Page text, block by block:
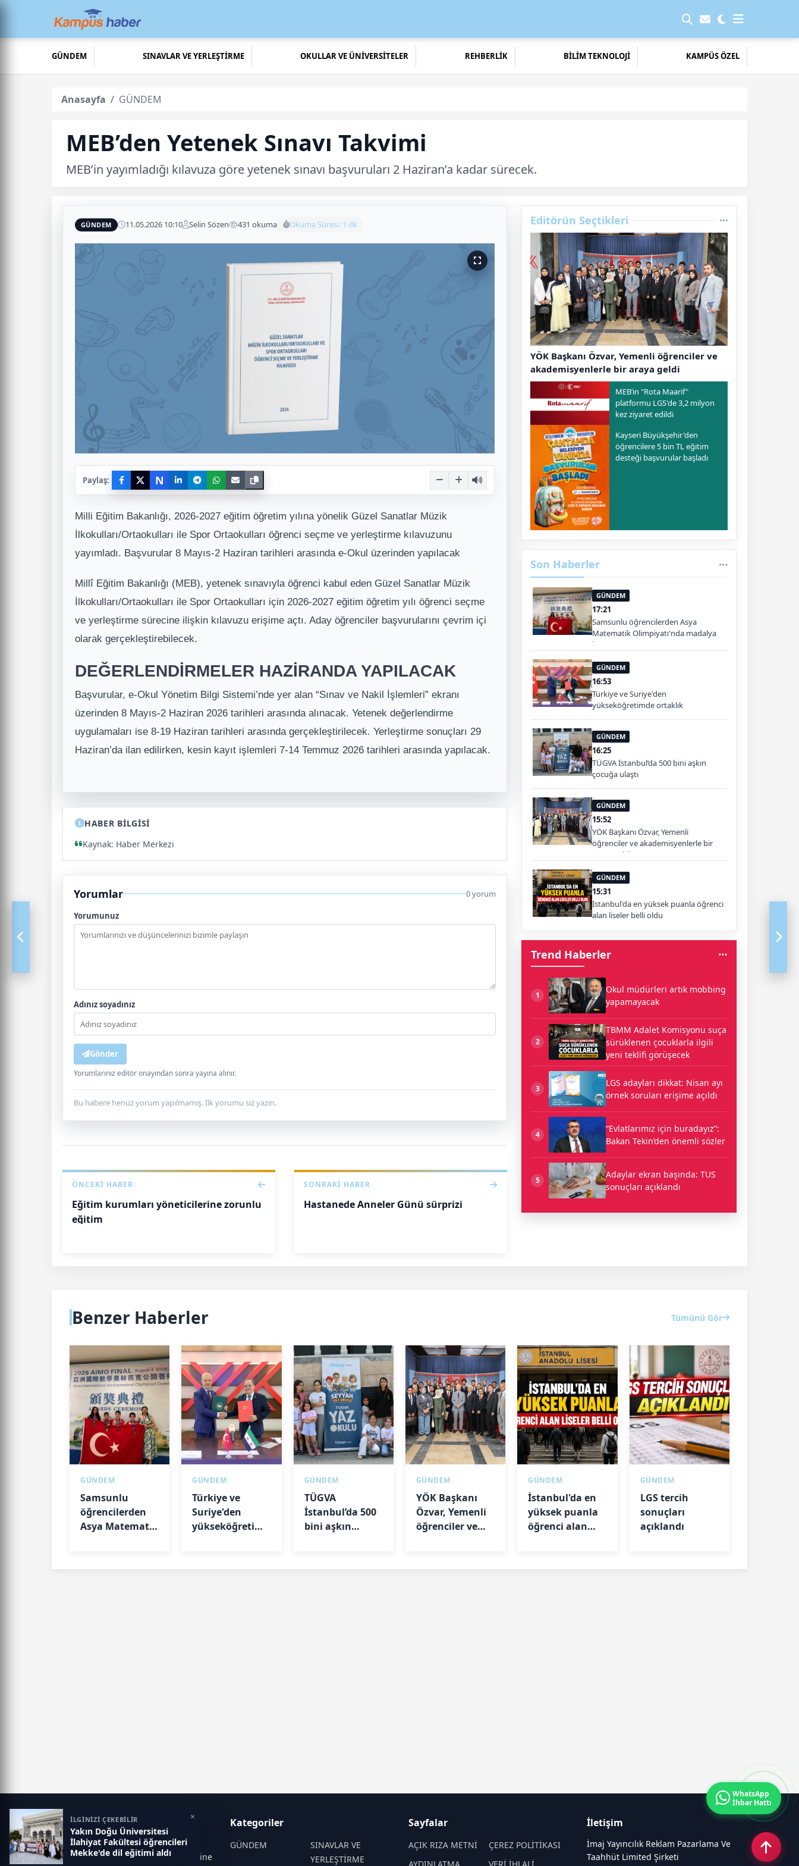
GÜNDEM SINAVLAR VE YERLEŞTİRME OKULLAR VE ÜNİVERSİTELER REHBERLİK BİLİM TEKNOLOJİ KAMPÜS ÖZEL
Anasayfa GÜNDEM
MEB’den Yetenek Sınavı Takvimi
MEB’in yayımladığı kılavuza göre yetenek sınavı başvuruları 2 Haziran’a kadar sürecek.
GÜNDEM 11.05.2026 10:10 Selin Sözen 431 okuma Okuma Süresi: 1 dk
Paylaş: N
Milli Eğitim Bakanlığı, 2026-2027 eğitim öğretim yılına yönelik Güzel Sanatlar Müzik
İlkokulları/Ortaokulları ile Spor Ortaokulları öğrenci seçme ve yerleştirme kılavuzunu
yayımladı. Başvurular 8 Mayıs-2 Haziran tarihleri arasında e-Okul üzerinden yapılacak
Millî Eğitim Bakanlığı (MEB), yetenek sınavıyla öğrenci kabul eden Güzel Sanatlar Müzik
İlkokulları/Ortaokulları ile Spor Ortaokulları için 2026-2027 eğitim öğretim yılı öğrenci seçme
ve yerleştirme sürecine ilişkin kılavuzu erişime açtı. Aday öğrenciler başvurularını çevrim içi
olarak gerçekleştirebilecek.
DEĞERLENDİRMELER HAZİRANDA YAPILACAK
Başvurular, e-Okul Yönetim Bilgi Sistemi’nde yer alan “Sınav ve Nakil İşlemleri” ekranı
üzerinden 8 Mayıs-2 Haziran 2026 tarihleri arasında alınacak. Yetenek değerlendirme
uygulamaları ise 8-19 Haziran tarihleri arasında gerçekleştirilecek. Yerleştirme sonuçları 29
Haziran’da ilan edilirken, kesin kayıt işlemleri 7-14 Temmuz 2026 tarihleri arasında yapılacak.
HABER BİLGİSİ
Kaynak: Haber Merkezi
Yorumlar 0 yorum
Yorumunuz
Adınız soyadınız
Gönder
Yorumlarınız editör onayından sonra yayına alınır.
Bu habere henüz yorum yapılmamış. İlk yorumu siz yazın.
ÖNCEKI HABER
Eğitim kurumları yöneticilerine zorunlu
eğitim
SONRAKI HABER
Hastanede Anneler Günü sürprizi
Editörün Seçtikleri
YÖK Başkanı Özvar, Yemenli öğrenciler ve
akademisyenlerle bir araya geldi
MEB’in "Rota Maarif"
platformu LGS'de 3,2 milyon
kez ziyaret edildi
Kayseri Büyükşehir'den
öğrencilere 5 bin TL eğitim
desteği başvurular başladı
Son Haberler
GÜNDEM
17:21
Samsunlu öğrencilerden Asya
Matematik Olimpiyatı'nda madalya
başarısı
GÜNDEM
16:53
Türkiye ve Suriye'den
yükseköğretimde ortaklık
GÜNDEM
16:25
TÜGVA İstanbul’da 500 bini aşkın
çocuğa ulaştı
GÜNDEM
15:52
YÖK Başkanı Özvar, Yemenli
öğrenciler ve akademisyenlerle bir
araya geldi
GÜNDEM
15:31
İstanbul'da en yüksek puanla öğrenci
alan liseler belli oldu
Trend Haberler
1
Okul müdürleri artık mobbing
yapamayacak
2
TBMM Adalet Komisyonu suça
sürüklenen çocuklarla ilgili
yeni teklifi görüşecek
3
LGS adayları dikkat: Nisan ayı
örnek soruları erişime açıldı
4
“Evlatlarımız için buradayız”:
Bakan Tekin’den önemli sözler
5
Adaylar ekran başında: TUS
sonuçları açıklandı
Benzer Haberler Tümünü Gör
GÜNDEM
Samsunlu
öğrencilerden
Asya Matematik
GÜNDEM
Türkiye ve
Suriye'den
yükseköğretimde
GÜNDEM
TÜGVA
İstanbul’da 500
bini aşkın
GÜNDEM
YÖK Başkanı
Özvar, Yemenli
öğrenciler ve
GÜNDEM
İstanbul'da en
yüksek puanla
öğrenci alan
GÜNDEM
LGS tercih
sonuçları
açıklandı
İLGİNİZİ ÇEKEBİLİR
Yakın Doğu Üniversitesi
İlahiyat Fakültesi öğrencileri
Mekke'de dil eğitimi aldı
×
Kampüs Haber
Kampüs Haber; eğitim dünyası,
üniversite gündemi ve sınav süreçlerine
Kategoriler
GÜNDEM
SINAVLAR VE
YERLEŞTİRME
Sayfalar
AÇIK RIZA METNİ
ÇEREZ POLİTİKASI
İletişim
İmaj Yayıncılık Reklam Pazarlama Ve
Taahhüt Limited Şirketi
WhatsApp
İhbar Hattı